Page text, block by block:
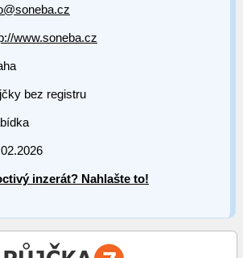
www.soneba.cz
bez registru
inzerát? Nahlašte to!